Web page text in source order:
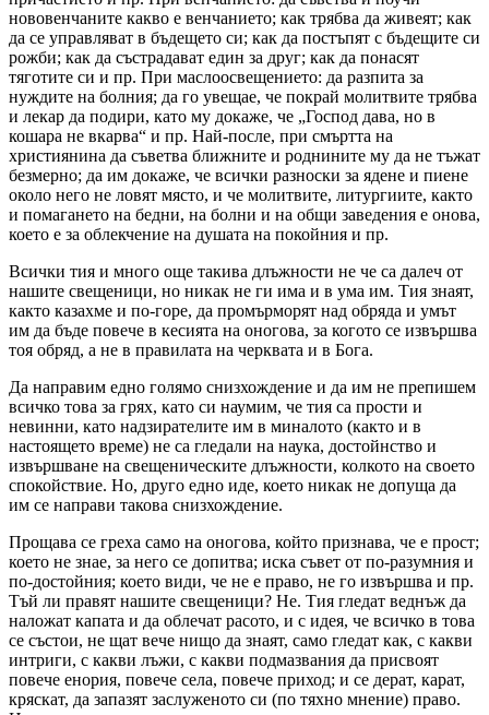
нововенчаните какво е венчанието; как трябва да живеят; как
да се управляват в бъдещето си; как да постъпят с бъдещите си
рожби; как да състрадават един за друг; как да понасят
тяготите си и пр. При маслоосвещението: да разпита за
нуждите на болния; да го увещае, че покрай молитвите трябва
и лекар да подири, като му докаже, че „Господ дава, но в
кошара не вкарва“ и пр. Най-после, при смъртта на
християнина да съветва ближните и роднините му да не тъжат
безмерно; да им докаже, че всички разноски за ядене и пиене
около него не ловят място, и че молитвите, литургиите, както
и помагането на бедни, на болни и на общи заведения е онова,
което е за облекчение на душата на покойния и пр.
Всички тия и много още такива длъжности не че са далеч от
нашите свещеници, но никак не ги има и в ума им. Тия знаят,
както казахме и по-горе, да промърморят над обряда и умът
им да бъде повече в кесията на оногова, за когото се извършва
тоя обряд, а не в правилата на черквата и в Бога.
Да направим едно голямо снизхождение и да им не препишем
всичко това за грях, като си наумим, че тия са прости и
невинни, като надзирателите им в миналото (както и в
настоящето време) не са гледали на наука, достойнство и
извършване на свещеническите длъжности, колкото на своето
спокойствие. Но, друго едно иде, което никак не допуща да
им се направи такова снизхождение.
Прощава се греха само на оногова, който признава, че е прост;
което не знае, за него се допитва; иска съвет от по-разумния и
по-достойния; което види, че не е право, не го извършва и пр.
Тъй ли правят нашите свещеници? Не. Тия гледат веднъж да
наложат капата и да облечат расото, и с идея, че всичко в това
се състои, не щат вече нищо да знаят, само гледат как, с какви
интриги, с какви лъжи, с какви подмазвания да присвоят
повече енория, повече села, повече приход; и се дерат, карат,
кряскат, да запазят заслуженото си (по тяхно мнение) право.